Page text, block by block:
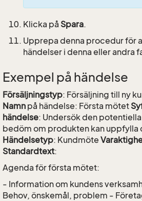
Klicka på Spara.
Upprepa denna procedur för
händelser i denna eller andra
Exempel på händelse
Försäljningstyp: Försäljning till ny
Namn på händelse: Första mötet
händelse: Undersök den
bedöm om produkten kan uppfylla
Händelsetyp: Kundmöte
Standardtext:
Agenda för första mötet:
- Information om kundens
Behov, önskemål, problem -